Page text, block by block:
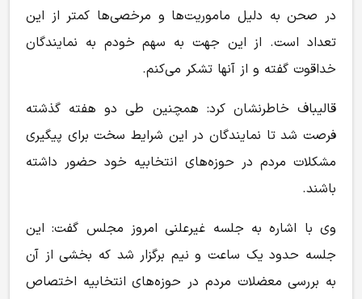
در صحن به دلیل ماموریت‌ها و مرخصی‌ها کمتر از این
تعداد است. از این جهت به سهم خودم به نمایندگان
خداقوت گفته و از آنها تشکر می‌کنم.
قالیباف خاطرنشان کرد: همچنین طی دو هفته گذشته
فرصت شد تا نمایندگان در این شرایط سخت برای پیگیری
مشکلات مردم در حوزه‌های انتخابیه خود حضور داشته
باشند.
وی با اشاره به جلسه غیرعلنی امروز مجلس گفت: این
جلسه حدود یک ساعت و نیم برگزار شد که بخشی از آن
به بررسی معضلات مردم در حوزه‌های انتخابیه اختصاص